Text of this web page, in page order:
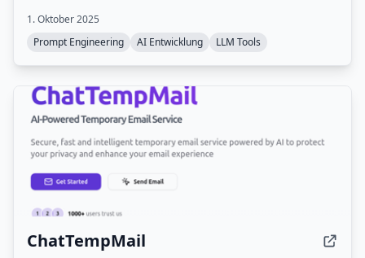
1. Oktober 2025
Prompt Engineering
AI Entwicklung LLM Tools
ChatTempMail